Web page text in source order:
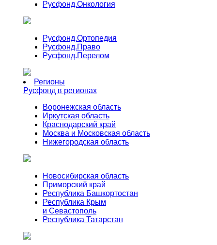
Русфонд.Онкология
Русфонд.Ортопедия
Русфонд.Право
Русфонд.Перелом
Регионы
Русфонд в регионах
Воронежская область
Иркутская область
Краснодарский край
Москва и Московская область
Нижегородская область
Новосибирская область
Приморский край
Республика Башкортостан
Республика Крым
и Севастополь
Республика Татарстан